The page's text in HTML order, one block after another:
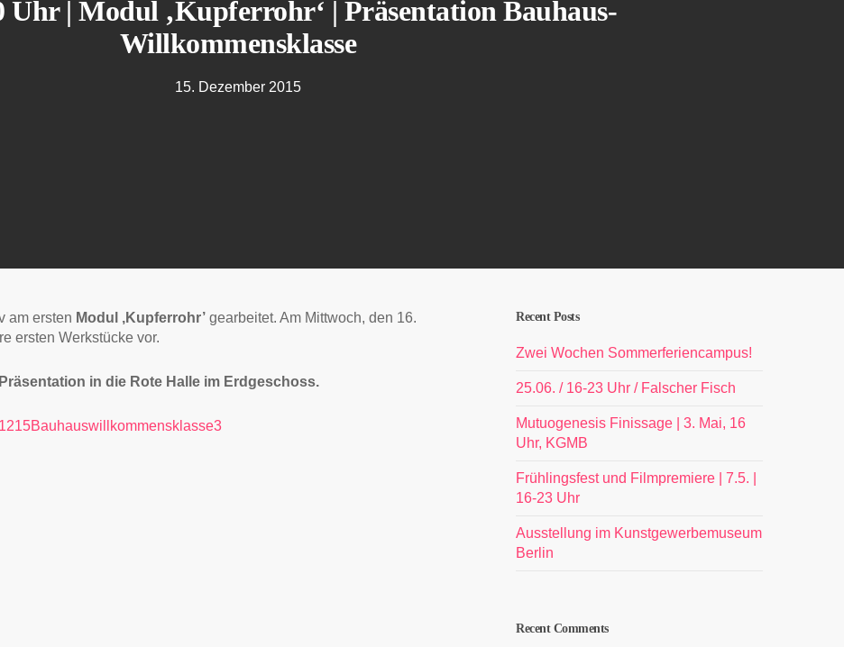
Uhr | Modul ‚Kupferrohr‘ | Präsentation Bauhaus-
Willkommensklasse
15. Dezember 2015
am ersten Modul ‚Kupferrohr’ gearbeitet. Am Mittwoch, den 16.
ersten Werkstücke vor.
in die Rote Halle im Erdgeschoss.
Recent Posts
Zwei Wochen Sommerferiencampus!
25.06. / 16-23 Uhr / Falscher Fisch
Mutuogenesis Finissage | 3. Mai, 16
Uhr, KGMB
Frühlingsfest und Filmpremiere | 7.5. |
16-23 Uhr
Ausstellung im Kunstgewerbemuseum
Berlin
Recent Comments